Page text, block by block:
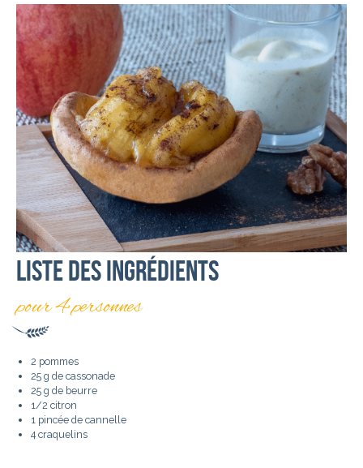
Liste des ingrédients
pour 4 personnes
2 pommes
25 g de cassonade
25 g de beurre
1/2 citron
1 pincée de cannelle
4 craquelins